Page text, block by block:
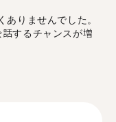
りませんでした。
するチャンスが増